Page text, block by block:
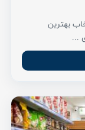
بهترین
...